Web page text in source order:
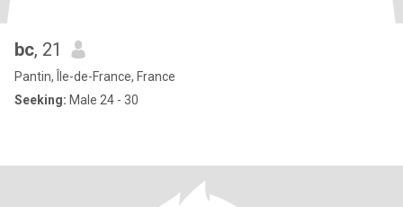
bc, 21
Pantin, Île-de-France, France
Seeking: Male 24 - 30